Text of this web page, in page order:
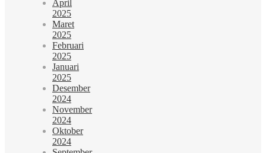
April
2025
Maret
2025
Februari
2025
Januari
2025
Desember
2024
November
2024
Oktober
2024